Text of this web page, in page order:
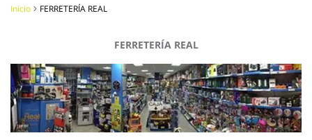
Inicio FERRETERÍA REAL
FERRETERÍA REAL